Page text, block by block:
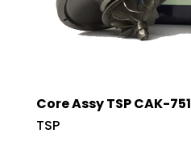
Core Assy TSP CAK-751
TSP